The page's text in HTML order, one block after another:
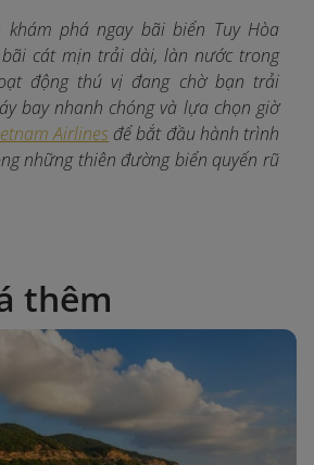
khám phá ngay bãi biển Tuy Hòa
cát mịn trải dài, làn nước trong
động thú vị đang chờ bạn trải
bay nhanh chóng và lựa chọn giờ
Airlines để bắt đầu hành trình
những thiên đường biển quyến rũ
thêm